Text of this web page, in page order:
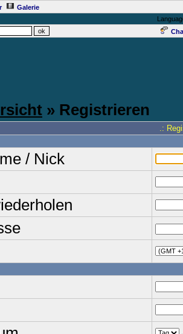
Galerie
» Registrieren
.:
/ Nick